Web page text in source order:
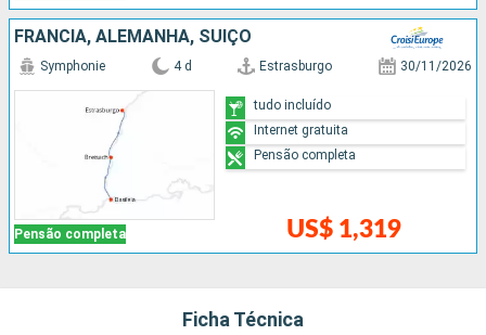
FRANCIA, ALEMANHA, SUÍÇO
Pensão completa
Symphonie 4 d Estrasburgo 30/11/2026
US$ 1,319
tudo incluído
Internet gratuita
Pensão completa
Ficha Técnica